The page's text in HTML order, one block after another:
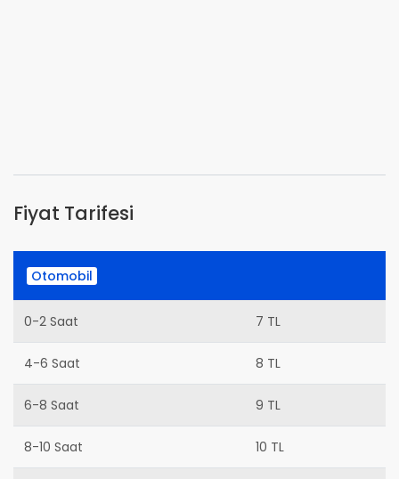
Fiyat Tarifesi
Otomobil
0-2 Saat 7 TL
4-6 Saat 8 TL
6-8 Saat 9 TL
8-10 Saat 10 TL